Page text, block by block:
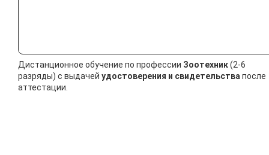
Дистанционное обучение по профессии Зоотехник(2-6
разряды) с выдачей удостоверения и свидетельствапосле
аттестации.